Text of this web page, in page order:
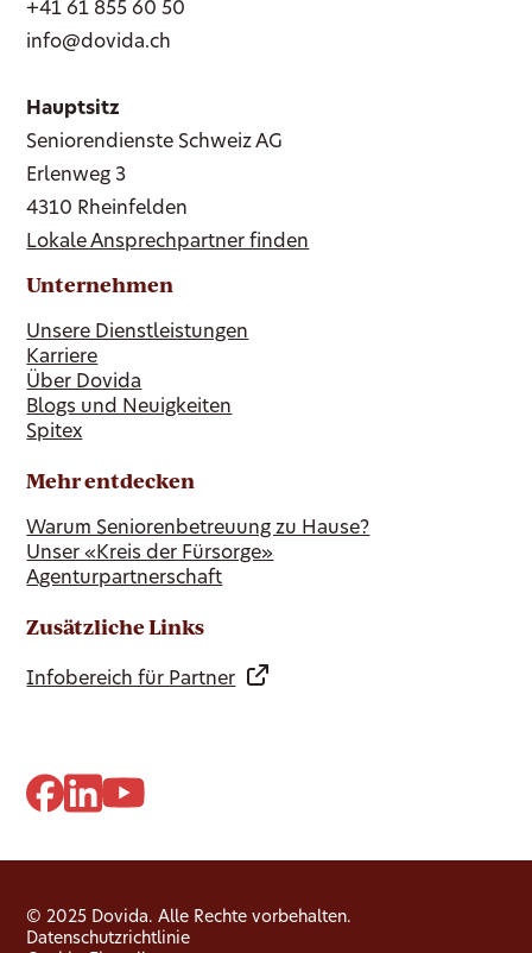
+41 61 855 60 50
info@dovida.ch
Hauptsitz
Seniorendienste Schweiz AG
Erlenweg 3
4310 Rheinfelden
Lokale Ansprechpartner finden
Unternehmen
Unsere Dienstleistungen
Karriere
Über Dovida
Blogs und Neuigkeiten
Spitex
Mehr entdecken
Warum Seniorenbetreuung zu Hause?
Unser «Kreis der Fürsorge»
Agenturpartnerschaft
Zusätzliche Links
Infobereich für Partner
© 2025 Dovida. Alle Rechte vorbehalten.
Datenschutzrichtlinie